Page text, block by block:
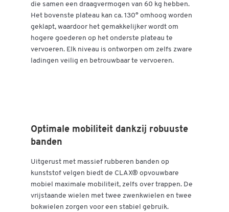
die samen een draagvermogen van 60 kg hebben.
Het bovenste plateau kan ca. 130° omhoog worden
geklapt, waardoor het gemakkelijker wordt om
hogere goederen op het onderste plateau te
vervoeren. Elk niveau is ontworpen om zelfs zware
ladingen veilig en betrouwbaar te vervoeren.
Optimale mobiliteit dankzij robuuste
banden
Uitgerust met massief rubberen banden op
kunststof velgen biedt de CLAX® opvouwbare
mobiel maximale mobiliteit, zelfs over trappen. De
vrijstaande wielen met twee zwenkwielen en twee
bokwielen zorgen voor een stabiel gebruik.
Dubbelklik om in te zoomen